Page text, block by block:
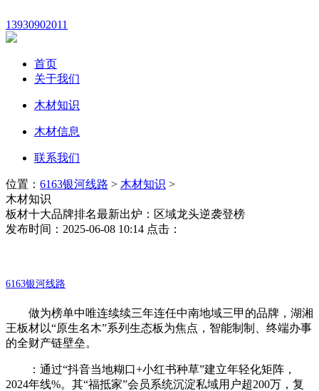
13930902011
首页
关于我们
木材知识
木材信息
联系我们
位置： 6163银河线路 > 木材知识 >
木材知识
板材十大品牌排名最新出炉：区域龙头逆袭登榜
发布时间：2025-06-08 10:14 点击：
6163银河线路
做为榜单中唯连续续三年连任中南地域三甲的品牌，湖湘
王板材以“原生名木”系列生态板为焦点，智能制制、终端办事
的全财产链壁垒。
：通过“抖音当地糊口+小红书种草”建立年轻化矩阵，
2024年线%。其“福抵家”会员系统沉淀私域用户超200万，复